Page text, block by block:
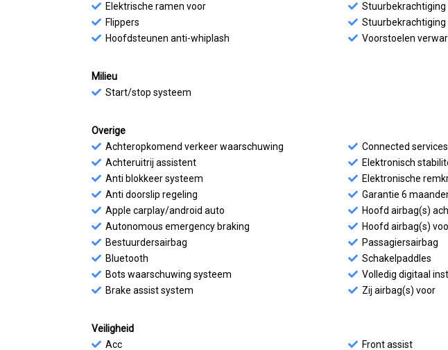
Elektrische ramen voor
Flippers
Hoofdsteunen anti-whiplash
Stuurbekrachtiging
Voorstoelen
Milieu
Start/stop systeem
Overige
Achteropkomend verkeer waarschuwing
Achteruitrij assistent
Anti blokkeer systeem
Anti doorslip regeling
Apple carplay/android auto
Autonomous emergency braking
Bestuurdersairbag
Bluetooth
Bots waarschuwing systeem
Brake assist system
Connected services
Elektronisch
Elektronische
Garantie 6
Hoofd airbag(s)
Hoofd airbag(s)
Passagiersairbag
Schakelpaddles
Volledig digitaal
Zij airbag(s) voor
Veiligheid
Acc
Front assist